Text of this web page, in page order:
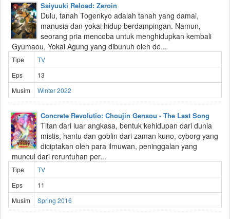
Saiyuuki Reload: Zeroin
Dulu, tanah Togenkyo adalah tanah yang damai,
manusia dan yokai hidup berdampingan. Namun,
seorang pria mencoba untuk menghidupkan kembali
Gyumaou, Yokai Agung yang dibunuh oleh de...
Tipe
TV
Eps
13
Musim
Winter 2022
Concrete Revolutio: Choujin Gensou - The Last Song
Titan dari luar angkasa, bentuk kehidupan dari dunia
mistis, hantu dan goblin dari zaman kuno, cyborg yang
diciptakan oleh para ilmuwan, peninggalan yang
muncul dari reruntuhan per...
Tipe
TV
Eps
11
Musim
Spring 2016